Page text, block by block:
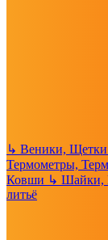
↳ Веники, Щетки
Термометры,
Ковши ↳ Шайки,
литьё